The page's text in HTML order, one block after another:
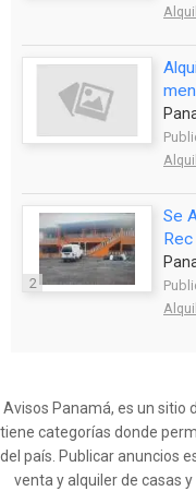
2
Se
Rec
Avisos Panamá, es un sitio
tiene categorías donde
del país. Publicar anuncios
venta y alquiler de casas